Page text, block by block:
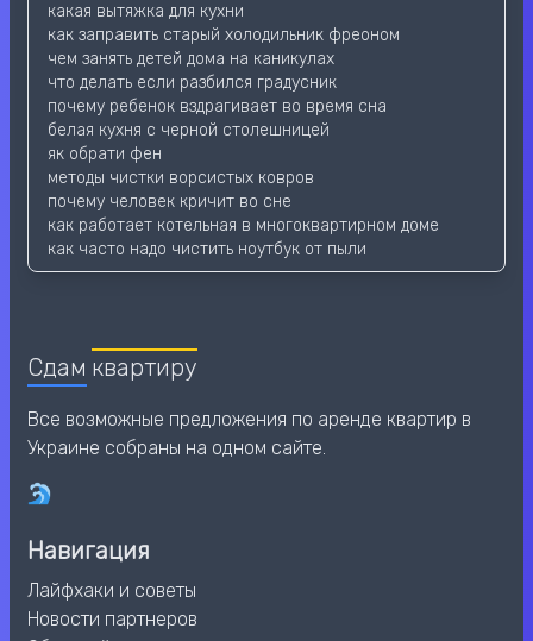
какая вытяжка для кухни
как заправить старый холодильник фреоном
чем занять детей дома на каникулах
что делать если разбился градусник
почему ребенок вздрагивает во время сна
белая кухня с черной столешницей
як обрати фен
методы чистки ворсистых ковров
почему человек кричит во сне
как работает котельная в многоквартирном доме
как часто надо чистить ноутбук от пыли
Сдам квартиру
Все возможные предложения по аренде квартир в
Украине собраны на одном сайте.
Навигация
Лайфхаки и советы
Новости партнеров